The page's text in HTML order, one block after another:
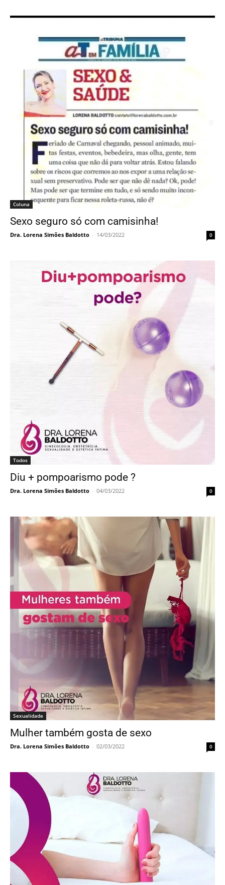
Coluna
Sexo seguro só com camisinha!
Dra. Lorena Simões Baldotto - 14/03/2022 0
Todos
Diu + pompoarismo pode ?
Dra. Lorena Simões Baldotto - 04/03/2022 0
Sexualidade
Mulher também gosta de sexo
Dra. Lorena Simões Baldotto - 02/03/2022 0